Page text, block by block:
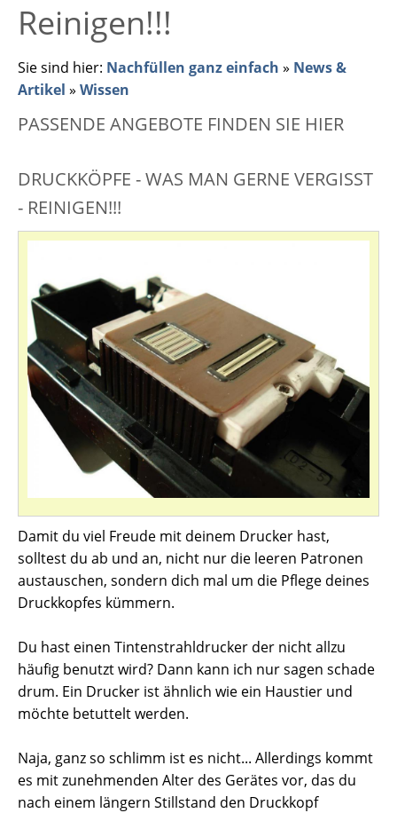
Reinigen!!!
Sie sind hier: Nachfüllen ganz einfach » News &
Artikel » Wissen
PASSENDE ANGEBOTE FINDEN SIE HIER
DRUCKKÖPFE - WAS MAN GERNE VERGISST -
REINIGEN!!!
Damit du viel Freude mit deinem Drucker hast,
solltest du ab und an, nicht nur die leeren Patronen
austauschen, sondern dich mal um die Pflege deines
Druckkopfes kümmern.
Du hast einen Tintenstrahldrucker der nicht allzu
häufig benutzt wird? Dann kann ich nur sagen schade
drum. Ein Drucker ist ähnlich wie ein Haustier und
möchte betuttelt werden.
Naja, ganz so schlimm ist es nicht... Allerdings kommt
es mit zunehmenden Alter des Gerätes vor, das du
nach einem längern Stillstand den Druckkopf